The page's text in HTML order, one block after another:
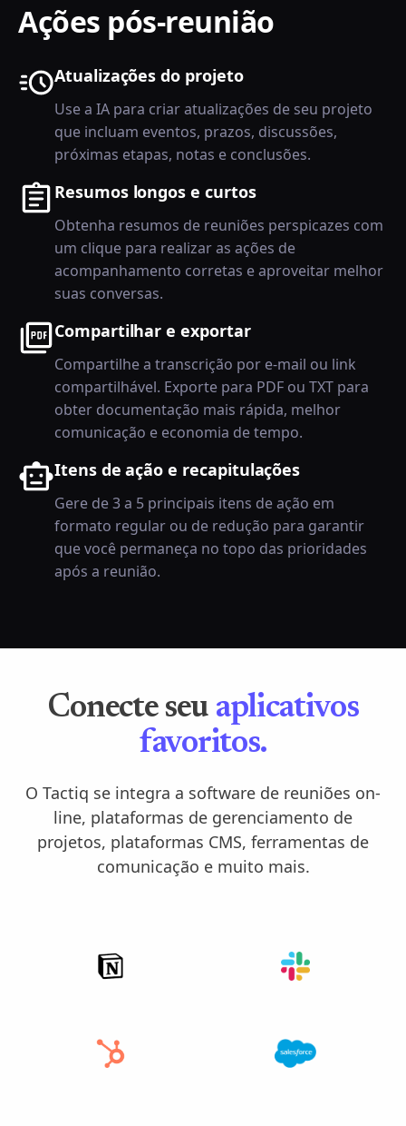
Ações pós-reunião
Atualizações do projeto
Use a IA para criar atualizações de seu projeto
que incluam eventos, prazos, discussões,
próximas etapas, notas e conclusões.
Resumos longos e curtos
Obtenha resumos de reuniões perspicazes com
um clique para realizar as ações de
acompanhamento corretas e aproveitar melhor
suas conversas.
Compartilhar e exportar
Compartilhe a transcrição por e-mail ou link
compartilhável. Exporte para PDF ou TXT para
obter documentação mais rápida, melhor
comunicação e economia de tempo.
Itens de ação e recapitulações
Gere de 3 a 5 principais itens de ação em
formato regular ou de redução para garantir
que você permaneça no topo das prioridades
após a reunião.
Conecte seu aplicativos
favoritos.
O Tactiq se integra a software de reuniões on-
line, plataformas de gerenciamento de
projetos, plataformas CMS, ferramentas de
comunicação e muito mais.